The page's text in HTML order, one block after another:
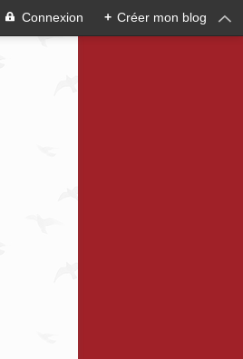
Connexion + Créer mon blog